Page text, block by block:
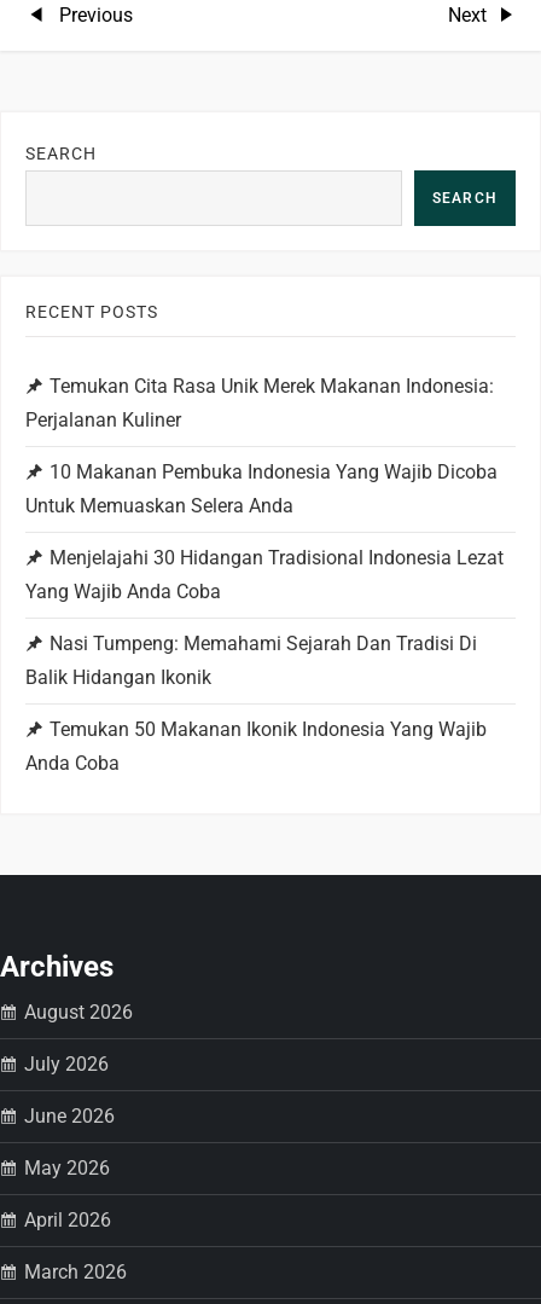
P
s
a
v
i
g
a
t
i
o
n
Previous
Previous
Next
Next
SEARCH
SEARCH
RECENT POSTS
Temukan Cita Rasa Unik Merek Makanan Indonesia:
Perjalanan Kuliner
10 Makanan Pembuka Indonesia Yang Wajib Dicoba
Untuk Memuaskan Selera Anda
Menjelajahi 30 Hidangan Tradisional Indonesia Lezat
Yang Wajib Anda Coba
Nasi Tumpeng: Memahami Sejarah Dan Tradisi Di
Balik Hidangan Ikonik
Temukan 50 Makanan Ikonik Indonesia Yang Wajib
Anda Coba
Archives
August 2026
July 2026
June 2026
May 2026
April 2026
March 2026